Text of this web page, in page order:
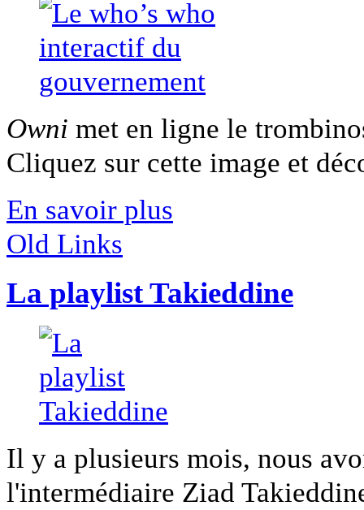
Owni met en ligne le
Cliquez sur cette image et
En savoir plus
Old Links
La playlist Takieddine
Il y a plusieurs mois, nous
l'intermédiaire Ziad